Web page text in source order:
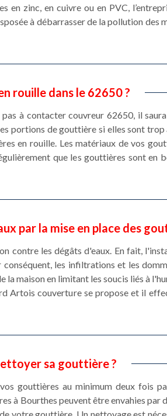
en zinc, en cuivre ou en PVC,
à débarrasser de la pollution des
rouille dans le 62650 ?
à contacter couvreur 62650, il
portions de gouttière si elles sont trop
en rouille. Les matériaux de vos
que les gouttières sont en
par la mise en place des
contre les dégâts d'eaux. En fait,
les infiltrations et les
maison en limitant les soucis liés à
Artois couverture se propose et il
sa gouttière ?
gouttières au minimum deux fois
à Bourthes peuvent être envahies par